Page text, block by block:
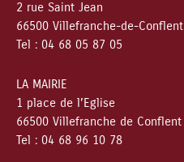
2 rue Saint Jean
66500 Villefranche-de-Conflent
Tel : 04 68 05 87 05
LA MAIRIE
1 place de l’Eglise
66500 Villefranche de Conflent
Tel : 04 68 96 10 78